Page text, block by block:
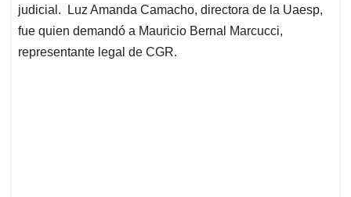
judicial. Luz Amanda Camacho, directora de la Uaesp,
fue quien demandó a Mauricio Bernal Marcucci,
representante legal de CGR.